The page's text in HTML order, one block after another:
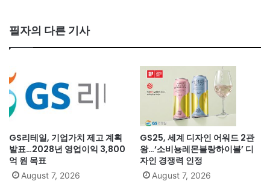
필자의 다른 기사
GS리테일, 기업가치 제고 계획
발표…2028년 영업이익 3,800
억 원 목표
August 7, 2026
GS25, 세계 디자인 어워드 2관
왕…‘소비뇽레몬블랑하이볼’ 디
자인 경쟁력 인정
August 7, 2026